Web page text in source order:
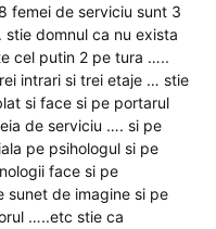
femei de serviciu sunt 3
domnul ca nu exista
cel putin 2 pe tura …..
intrari si trei etaje … stie
si face si pe portarul
de serviciu …. si pe
pe psihologul si pe
face si pe
sunet de imagine si pe
…..etc stie ca